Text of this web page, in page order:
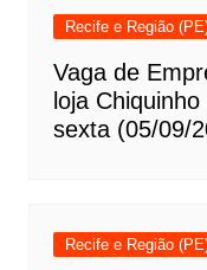
Recife e Região
Vaga de
loja
sexta (05/09/
Recife e Região